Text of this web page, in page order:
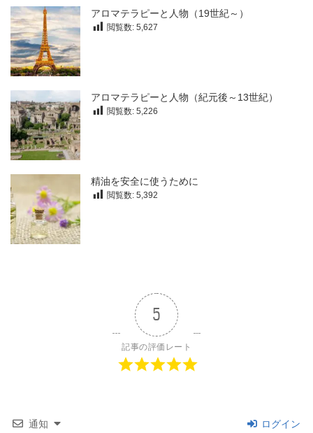
アロマテラピーと人物（19世紀～）
閲覧数: 5,627
アロマテラピーと人物（紀元後～13世紀）
閲覧数: 5,226
精油を安全に使うために
閲覧数: 5,392
5
記事の評価レート
通知 ログイン